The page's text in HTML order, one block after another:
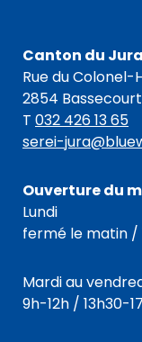
Canton du Jura
Rue du
2854 Bassecourt
T 032 426 13 65
serei-
Ouverture du
Lundi
fermé le matin /
Mardi au
9h-12h / 13h30-